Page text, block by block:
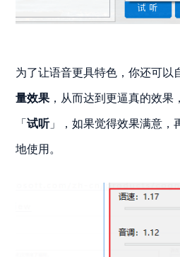
为了让语音更具特色，你还可以
量效果，从而达到更逼真的效果
「试听」，如果觉得效果满意，
地使用。